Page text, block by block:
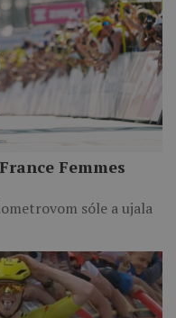
Femmes
sóle a ujala